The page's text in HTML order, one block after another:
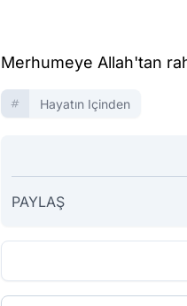
Merhumeye Allah'tan
Hayatın Içinden
PAYLAŞ